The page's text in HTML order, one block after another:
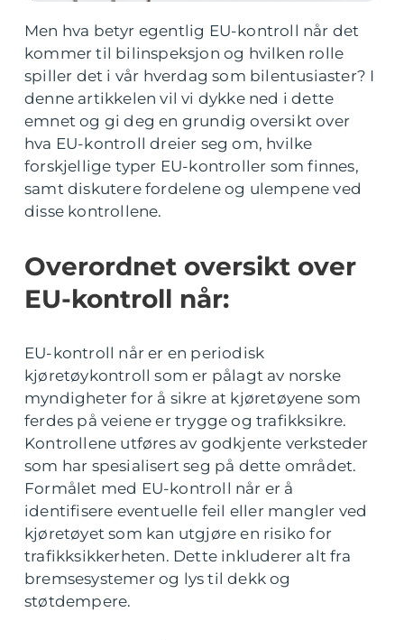
Men hva betyr egentlig EU-kontroll når det
kommer til bilinspeksjon og hvilken rolle
spiller det i vår hverdag som bilentusiaster? I
denne artikkelen vil vi dykke ned i dette
emnet og gi deg en grundig oversikt over
hva EU-kontroll dreier seg om, hvilke
forskjellige typer EU-kontroller som finnes,
samt diskutere fordelene og ulempene ved
disse kontrollene.
Overordnet oversikt over
EU-kontroll når:
EU-kontroll når er en periodisk
kjøretøykontroll som er pålagt av norske
myndigheter for å sikre at kjøretøyene som
ferdes på veiene er trygge og trafikksikre.
Kontrollene utføres av godkjente verksteder
som har spesialisert seg på dette området.
Formålet med EU-kontroll når er å
identifisere eventuelle feil eller mangler ved
kjøretøyet som kan utgjøre en risiko for
trafikksikkerheten. Dette inkluderer alt fra
bremsesystemer og lys til dekk og
støtdempere.